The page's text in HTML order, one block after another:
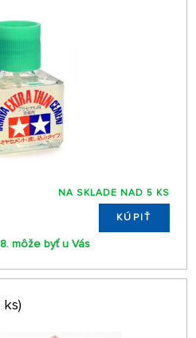
NA SKLADE NAD 5 KS
KÚPIŤ
môže byť u Vás